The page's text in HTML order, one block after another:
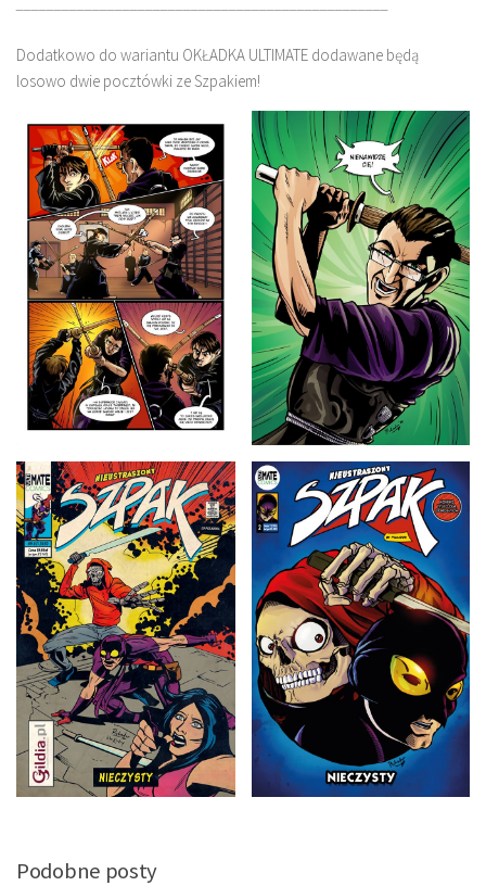
Dodatkowo do wariantu OKŁADKA ULTIMATE dodawane będą
losowo dwie pocztówki ze Szpakiem!
Podobne posty